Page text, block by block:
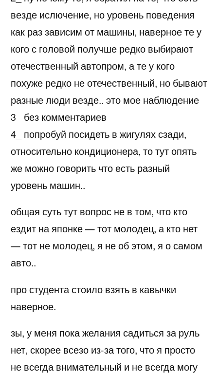
везде ислючение, но уровень поведения
как раз зависим от машины, наверное те у
кого с головой получше редко выбирают
отечественный автопром, а те у кого
похуже редко не отечественный, но бывают
разные люди везде.. это мое наблюдение
3_ без комментариев
4_ попробуй посидеть в жигулях сзади,
относительно кондиционера, то тут опять
же можно говорить что есть разный
уровень машин..
общая суть тут вопрос не в том, что кто
ездит на японке — тот молодец, а кто нет
— тот не молодец, я не об этом, я о самом
авто..
про студента стоило взять в кавычки
наверное.
зы, у меня пока желания садиться за руль
нет, скорее всезо из-за того, что я просто
не всегда внимательный и не всегда могу